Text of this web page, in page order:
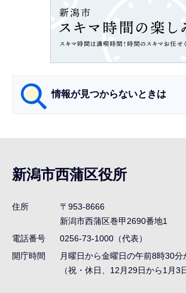
情報が見つからないときは
ナ
ビ
ゲ
シ
ョ
新潟市西蒲区役所
住所
〒953-8666
新潟市西蒲区巻甲2690番地1
電話番号
0256-73-1000（代表）
開庁時間
月曜日から金曜日の午前8時30
（祝・休日、12月29日から1月3